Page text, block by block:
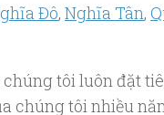
Đô, Nghĩa Tân,
chúng tôi luôn đặt
chúng tôi nhiều